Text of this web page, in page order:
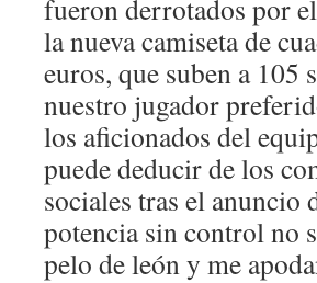
fueron derrotados por
la nueva camiseta de
euros, que suben a
nuestro jugador
los aficionados del
puede deducir de los
sociales tras el anuncio
potencia sin control no
pelo de león y me